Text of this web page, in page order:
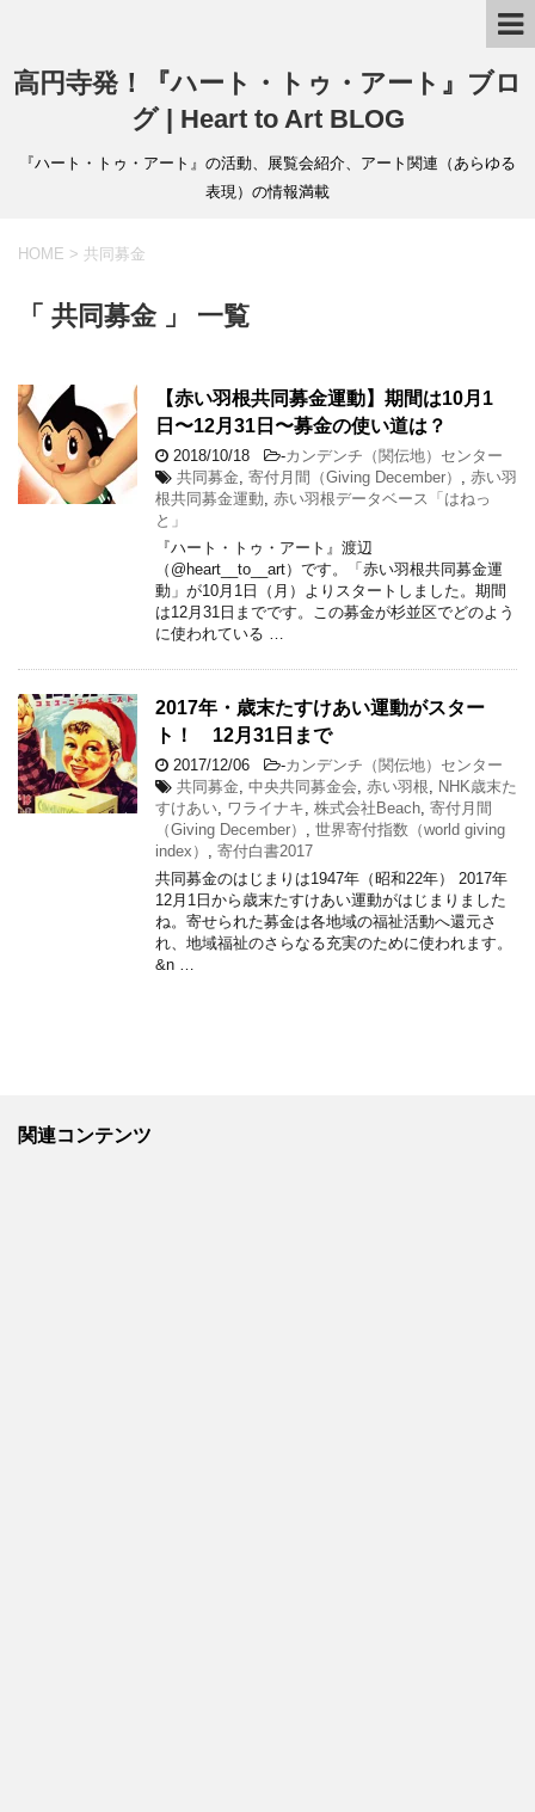
高円寺発！『ハート・トゥ・アート』ブロ
グ | Heart to Art BLOG
『ハート・トゥ・アート』の活動、展覧会紹介、アート関連（あらゆる
表現）の情報満載
HOME > 共同募金
「 共同募金 」 一覧
【赤い羽根共同募金運動】期間は10月1
日〜12月31日〜募金の使い道は？
2018/10/18 -カンデンチ（関伝地）センター
共同募金 寄付月間（Giving December）
赤い羽
根共同募金運動 赤い羽根データベース「はねっ
と」
『ハート・トゥ・アート』渡辺
（@heart__to__art）です。「赤い羽根共同募金運
動」が10月1日（月）よりスタートしました。期間
は12月31日までです。この募金が杉並区でどのよう
に使われている …
2017年・歳末たすけあい運動がスター
ト！ 12月31日まで
2017/12/06 -カンデンチ（関伝地）センター
共同募金 中央共同募金会 赤い羽根
NHK歳末た
すけあい ワライナキ 株式会社Beach 寄付月間
（Giving December）
世界寄付指数（world giving
index）
寄付白書2017
共同募金のはじまりは1947年（昭和22年） 2017年
12月1日から歳末たすけあい運動がはじまりました
ね。寄せられた募金は各地域の福祉活動へ還元さ
れ、地域福祉のさらなる充実のために使われます。
&n …
関連コンテンツ